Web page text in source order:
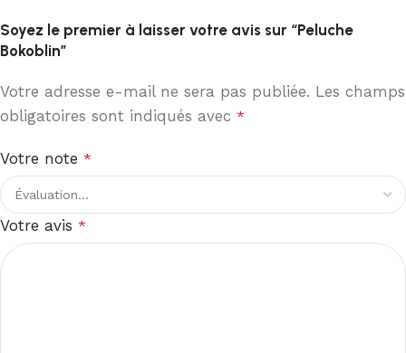
Soyez le premier à laisser votre avis sur “Peluche
Bokoblin”
Votre adresse e-mail ne sera pas publiée. Les champs
obligatoires sont indiqués avec *
Votre note *
Votre avis *